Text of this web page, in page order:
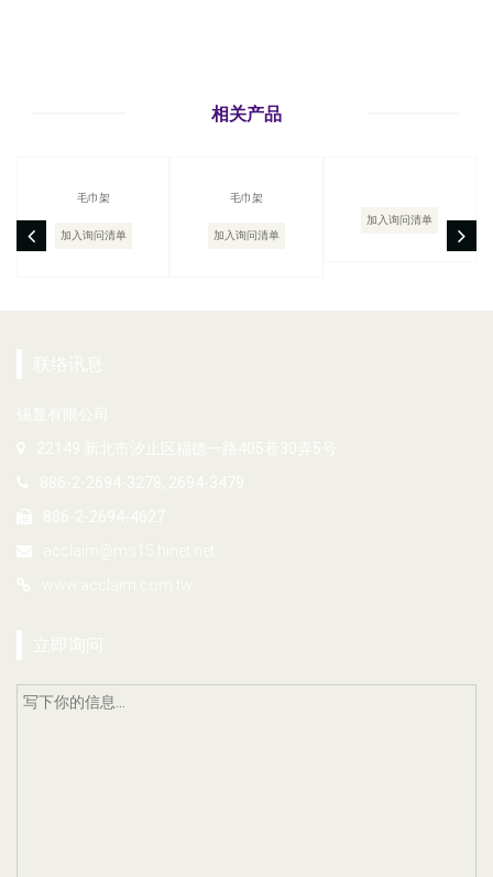
相关产品
毛巾架
加入询问清单
毛巾架
加入询问清单
加入询问清单